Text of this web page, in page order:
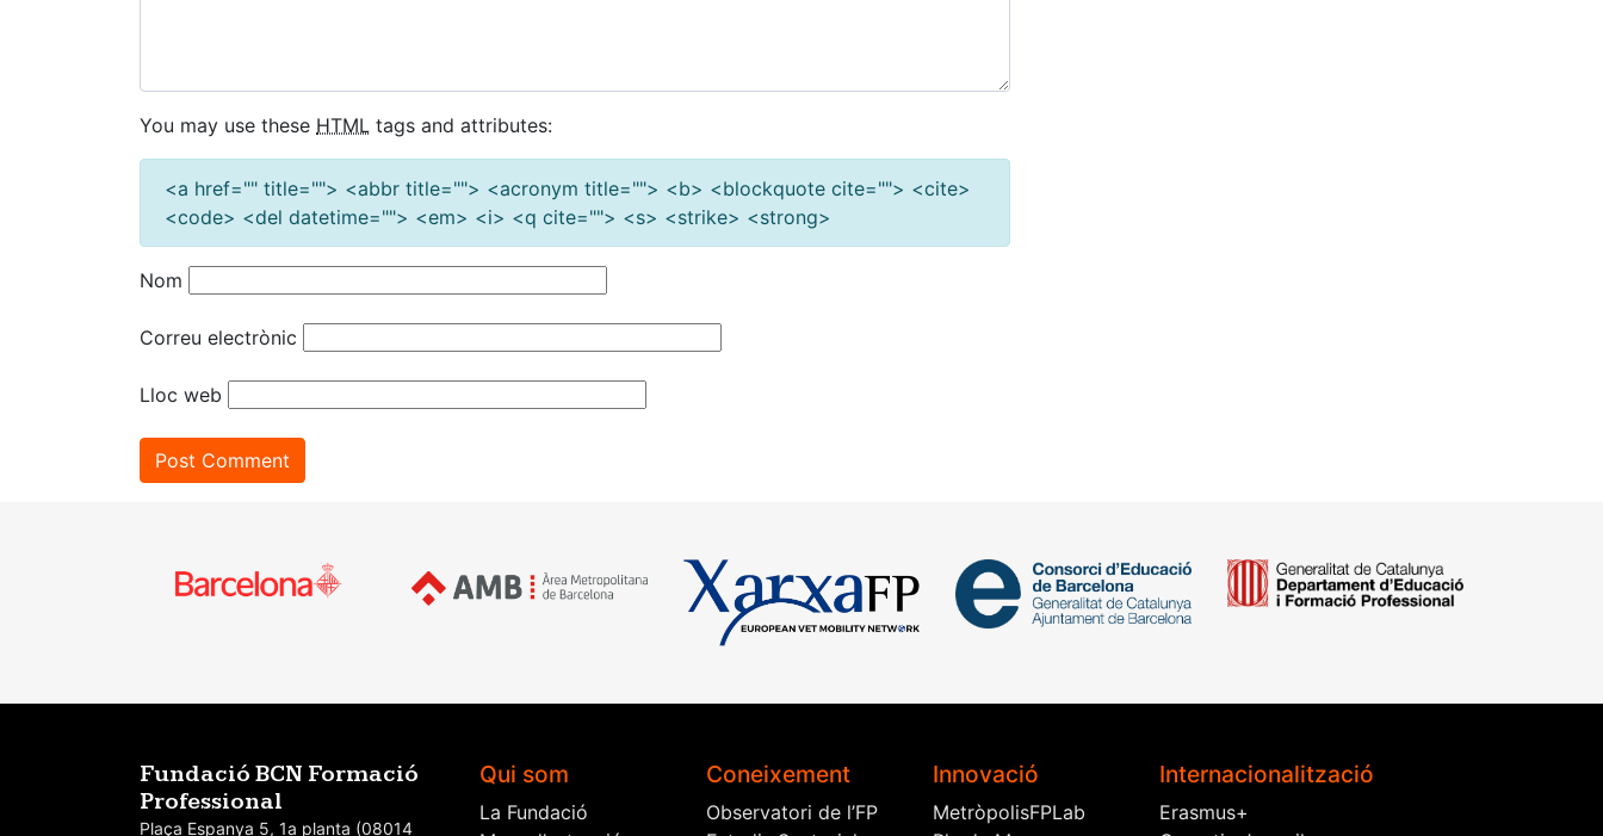
You may use these HTML tags and attributes:
<a href="" title=""> <abbr title=""> <acronym title=""> <b> <blockquote cite=""> <cite>
<code> <del datetime=""> <em> <i> <q cite=""> <s> <strike> <strong>
Nom
Correu electrònic
Lloc web
Fundació BCN Formació
Professional
Plaça Espanya 5, 1a planta (08014
Qui som
La Fundació
Coneixement
Observatori de l’FP
Innovació
MetròpolisFPLab
Internacionalització
Erasmus+